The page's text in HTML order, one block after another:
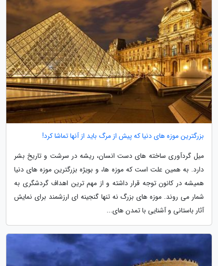
بزرگترین موزه های دنیا که پیش از مرگ باید از آنها تماشا کرد!
میل گردآوری ساخته های دست انسان، ریشه در سرشت و تاریخ بشر
دارد. به همین علت است که موزه ها، و بویژه بزرگترین موزه های دنیا
همیشه در کانون توجه قرار داشته و از مهم ترین اهداف گردشگری به
شمار می روند. موزه های بزرگ نه تنها گنجینه ای ارزشمند برای نمایش
آثار باستانی و آشنایی با تمدن های...